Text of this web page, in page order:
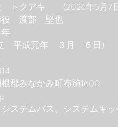
アキ (2026年5月7
渡部 堅也
年
元年 ３月 ６日)
かみ町布施1600
テムバス、システムキッ